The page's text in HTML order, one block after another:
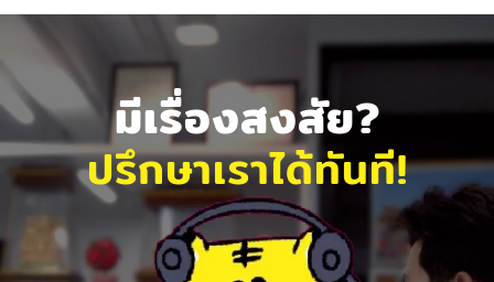
มีเรื่องสงสัย?
ปรึกษาเราได้ทันที!